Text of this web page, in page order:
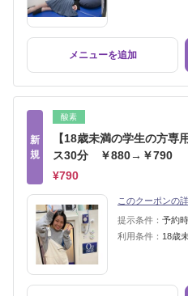
メニューを追加
新
規
酸素
【18歳未満の学生の方専
ス30分 ￥880→￥790
¥790
このクーポンの
提示条件： 予約
利用条件： 18歳